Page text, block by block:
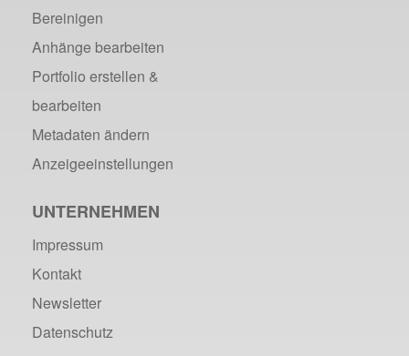
Bereinigen
Anhänge bearbeiten
Portfolio erstellen &
bearbeiten
Metadaten ändern
Anzeigeeinstellungen
UNTERNEHMEN
Impressum
Kontakt
Newsletter
Datenschutz